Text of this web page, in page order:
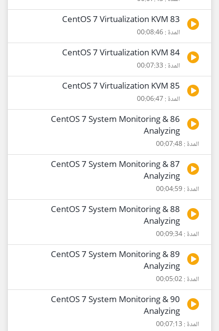
83 CentOS 7 Virtualization KVM
المدة : 00:08:46
84 CentOS 7 Virtualization KVM
المدة : 00:07:33
85 CentOS 7 Virtualization KVM
المدة : 00:06:47
86 CentOS 7 System Monitoring &
Analyzing
المدة : 00:07:48
87 CentOS 7 System Monitoring &
Analyzing
المدة : 00:04:59
88 CentOS 7 System Monitoring &
Analyzing
المدة : 00:09:34
89 CentOS 7 System Monitoring &
Analyzing
المدة : 00:05:02
90 CentOS 7 System Monitoring &
Analyzing
المدة : 00:07:13